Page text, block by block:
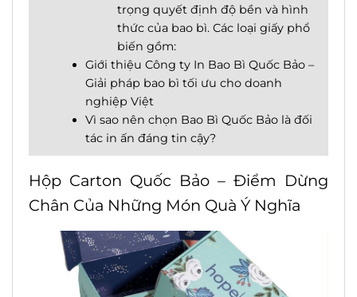
trọng quyết định độ bền và hình
thức của bao bì. Các loại giấy phổ
biến gồm:
Giới thiệu Công ty In Bao Bì Quốc Bảo –
Giải pháp bao bì tối ưu cho doanh
nghiệp Việt
Vì sao nên chọn Bao Bì Quốc Bảo là đối
tác in ấn đáng tin cậy?
Hộp Carton Quốc Bảo – Điểm Dừng
Chân Của Những Món Quà Ý Nghĩa